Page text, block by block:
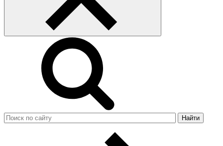
Найти